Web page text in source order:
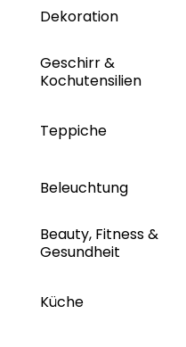
Dekoration
Geschirr &
Kochutensilien
Teppiche
Beleuchtung
Beauty, Fitness &
Gesundheit
Küche